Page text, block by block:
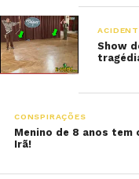
Show
CONSPIRAÇÕES
Menino de 8 anos tem
Irã!